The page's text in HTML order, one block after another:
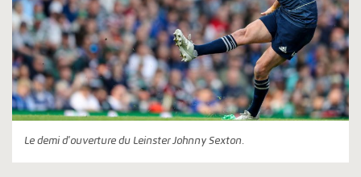
Le demi d'ouverture du Leinster Johnny Sexton.